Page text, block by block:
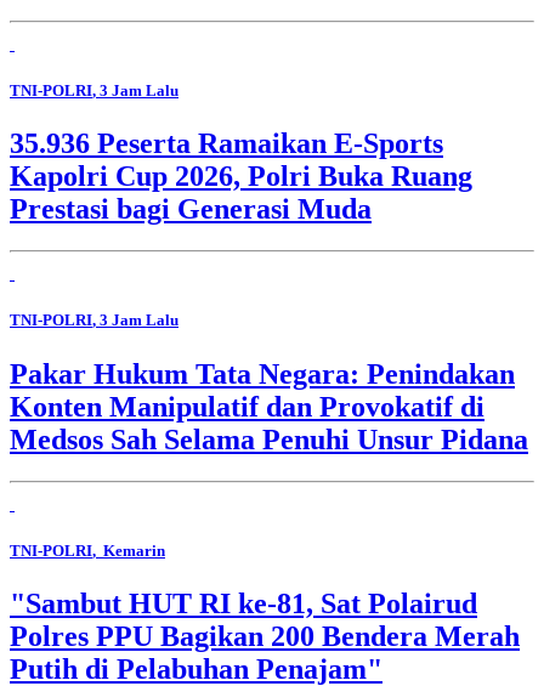
TNI-POLRI, 3 Jam Lalu
35.936 Peserta Ramaikan E-Sports
Kapolri Cup 2026, Polri Buka Ruang
Prestasi bagi Generasi Muda
TNI-POLRI, 3 Jam Lalu
Pakar Hukum Tata Negara: Penindakan
Konten Manipulatif dan Provokatif di
Medsos Sah Selama Penuhi Unsur Pidana
TNI-POLRI, Kemarin
"Sambut HUT RI ke-81, Sat Polairud
Polres PPU Bagikan 200 Bendera Merah
Putih di Pelabuhan Penajam"